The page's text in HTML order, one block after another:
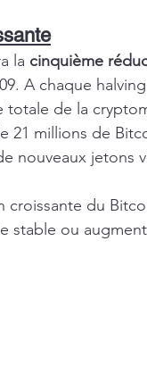
la cinquième
A chaque
de la
21 millions de
nouveaux jetons
croissante du
stable ou